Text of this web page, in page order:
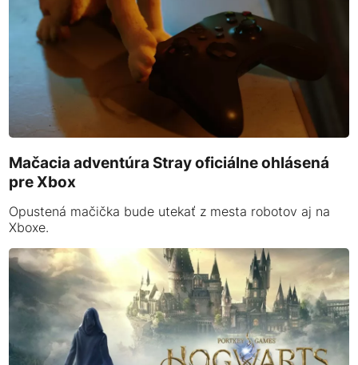
Mačacia adventúra Stray oficiálne ohlásená
pre Xbox
Opustená mačička bude utekať z mesta robotov aj na
Xboxe.